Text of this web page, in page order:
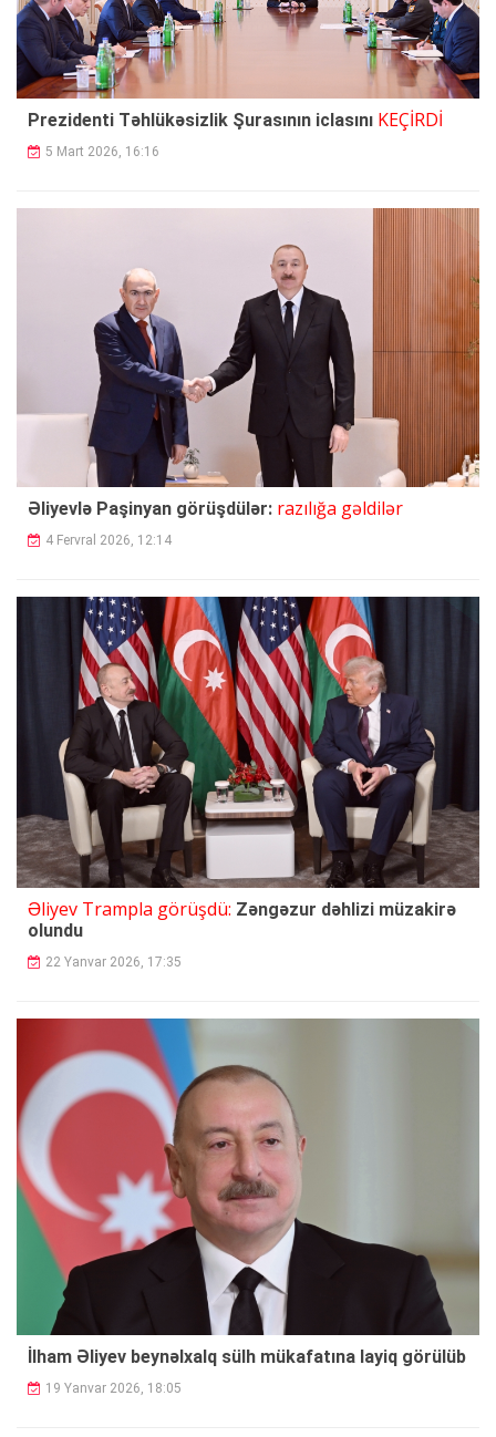
Prezidenti Təhlükəsizlik Şurasının iclasını KEÇİRDİ
5 Mart 2026, 16:16
Əliyevlə Paşinyan görüşdülər: razılığa gəldilər
4 Fervral 2026, 12:14
Əliyev Trampla görüşdü: Zəngəzur dəhlizi müzakirə
olundu
22 Yanvar 2026, 17:35
İlham Əliyev beynəlxalq sülh mükafatına layiq görülüb
19 Yanvar 2026, 18:05